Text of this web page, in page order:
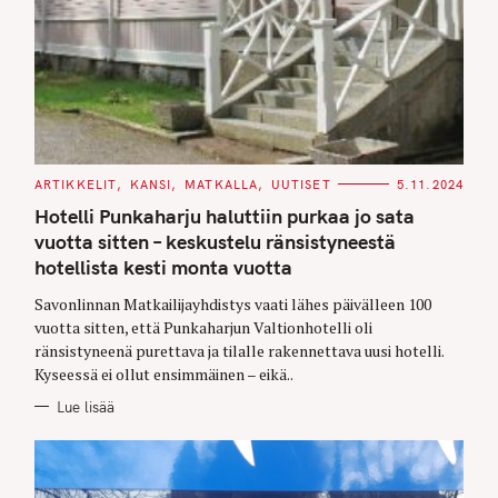
C
T
E
G
O
R
I
S
ARTIKKELIT KANSI MATKALLA UUTISET 5.11.2024
Hotelli Punkaharju haluttiin purkaa jo sata
vuotta sitten – keskustelu ränsistyneestä
hotellista kesti monta vuotta
Savonlinnan Matkailijayhdistys vaati lähes päivälleen 100
vuotta sitten, että Punkaharjun Valtionhotelli oli
ränsistyneenä purettava ja tilalle rakennettava uusi hotelli.
Kyseessä ei ollut ensimmäinen – eikä..
Lue lisää